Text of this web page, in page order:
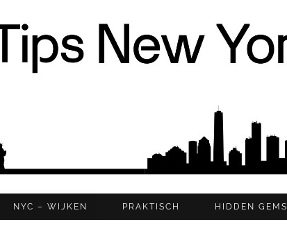
NYC – WIJKEN PRAKTISCH HIDDEN GEMS